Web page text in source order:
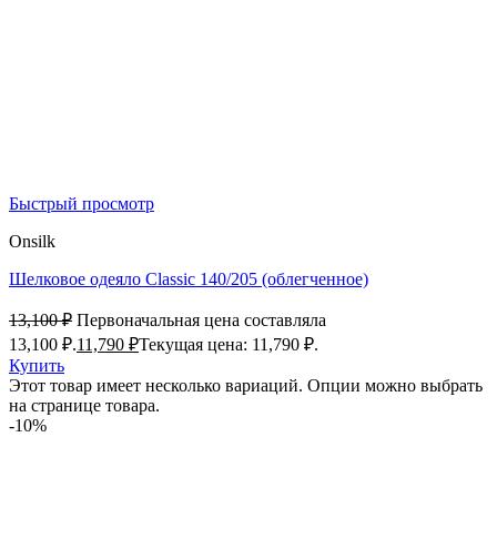
Быстрый просмотр
Onsilk
Шелковое одеяло Classic 140/205 (облегченное)
13,100₽ Первоначальная цена составляла
13,100 ₽.11,790 ₽Текущая цена: 11,790 ₽.
Купить
Этот товар имеет несколько вариаций. Опции можно выбрать
на странице товара.
-10%